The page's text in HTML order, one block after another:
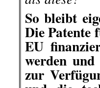
So bleibt
Die Patente
EU
werden
zur